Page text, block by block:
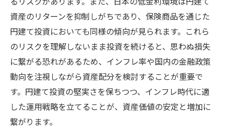
資産のリターンを抑制しがちであり、保険商品を通じた
円建て投資においても同様の傾向が見られます。これら
のリスクを理解しないまま投資を続けると、思わぬ損失
に繋がる恐れがあるため、インフレ率や国内の金融政策
動向を注視しながら資産配分を検討することが重要で
す。円建て投資の堅実さを保ちつつ、インフレ時代に適
した運用戦略を立てることが、資産価値の安定と増加に
繋がります。